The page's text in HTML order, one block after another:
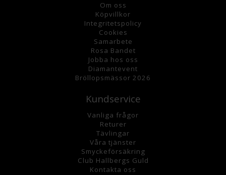
Om oss
Köpvillkor
Integritetspolicy
Cookies
Samarbete
Rosa Bandet
Jobba hos oss
Diamantevent
Bröllopsmässor 2026
Kundservice
Vanliga frågor
Returer
Tävlingar
Våra tjänster
Smyckeförsäkring
Club Hallbergs Guld
Kontakta oss